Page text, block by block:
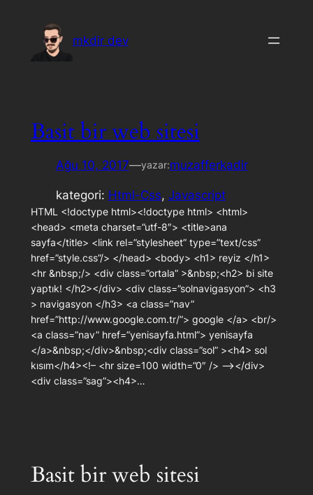
mkdir dev
Basit bir web sitesi
Ağu 10, 2017—yazar:muzafferkadir
kategori: Html-Css, Javascript
HTML <!doctype html><!doctype html> <html>
<head> <meta charset=”utf-8″> <title>ana
sayfa</title> <link rel=”stylesheet” type=”text/css”
href=”style.css”/> </head> <body> <h1> reyiz </h1>
<hr &nbsp;/> <div class=”ortala” >&nbsp;<h2> bi site
yaptık! </h2></div> <div class=”solnavigasyon”> <h3
> navigasyon </h3> <a class=”nav”
href=”http://www.google.com.tr/”> google </a> <br/>
<a class=”nav” href=”yenisayfa.html”> yenisayfa
</a>&nbsp;</div>&nbsp;<div class=”sol” ><h4> sol
kısım</h4><!– <hr size=100 width=”0″ /> –></div>
<div class=”sag”><h4>…
Basit bir web sitesi